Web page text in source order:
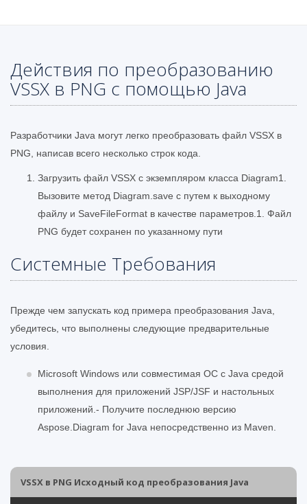
Действия по преобразованию
VSSX в PNG с помощью Java
Разработчики Java могут легко преобразовать файл VSSX в
PNG, написав всего несколько строк кода.
Загрузить файл VSSX с экземпляром класса Diagram1.
Вызовите метод Diagram.save с путем к выходному
файлу и SaveFileFormat в качестве параметров.1. Файл
PNG будет сохранен по указанному пути
Системные Требования
Прежде чем запускать код примера преобразования Java,
убедитесь, что выполнены следующие предварительные
условия.
Microsoft Windows или совместимая ОС с Java средой
выполнения для приложений JSP/JSF и настольных
приложений.- Получите последнюю версию
Aspose.Diagram for Java непосредственно из Maven.
VSSX в PNG Исходный код преобразования Java